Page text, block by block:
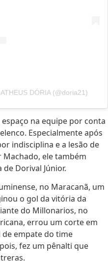
DÓRIA (@doria21)
na equipe por conta
Especialmente após
indisciplina e a lesão de
Machado, ele também
Dorival Júnior.
no Maracanã, um
o gol da vitória da
do Millonarios, no
errou um corte em
empate do time
fez um pênalti que